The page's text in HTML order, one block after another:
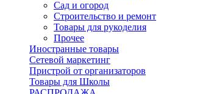
Сад и огород
Строительство и ремонт
Товары для рукоделия
Прочее
Иностранные товары
Сетевой маркетинг
Пристрой от организаторов
Товары для Школы